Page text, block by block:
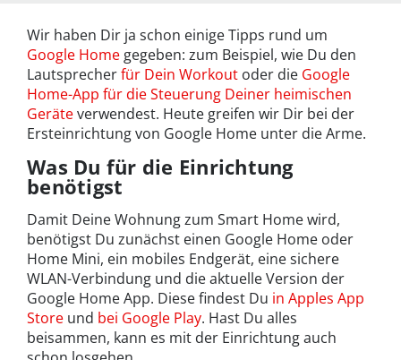
Wir haben Dir ja schon einige Tipps rund um
Google Home gegeben: zum Beispiel, wie Du den
Lautsprecherfür Dein Workout oder die Google
Home-App für die Steuerung Deiner heimischen
Geräteverwendest. Heute greifen wir Dir bei der
Ersteinrichtung von Google Home unter die Arme.
Was Du für die Einrichtung
benötigst
Damit Deine Wohnung zum Smart Home wird,
benötigst Du zunächst einen Google Home oder
Home Mini, ein mobiles Endgerät, eine sichere
WLAN-Verbindung und die aktuelle Version der
Google Home App. Diese findest Du in Apples App
Store und bei Google Play. Hast Du alles
beisammen, kann es mit der Einrichtung auch